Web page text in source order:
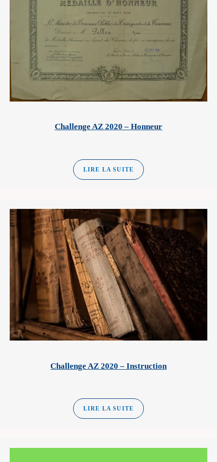
Challenge AZ 2020 – Honneur
LIRE LA SUITE
Challenge AZ 2020 – Instruction
LIRE LA SUITE